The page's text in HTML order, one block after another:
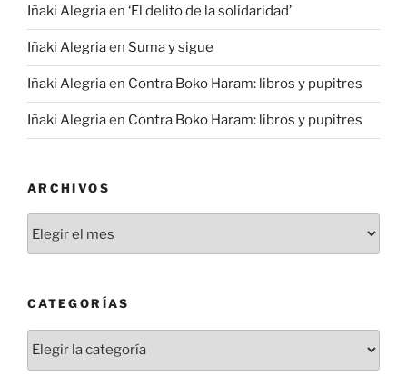
Iñaki Alegriaen ‘El delito de la solidaridad’
Iñaki Alegriaen Suma y sigue
Iñaki Alegriaen Contra Boko Haram: libros y pupitres
Iñaki Alegriaen Contra Boko Haram: libros y pupitres
ARCHIVOS
CATEGORÍAS